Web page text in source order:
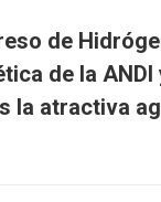
de
de la ANDI
la atractiva